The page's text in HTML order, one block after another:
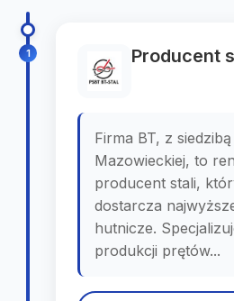
1 Producent
Firma BT, z
Mazowieckiej, to
producent stali,
dostarcza
hutnicze.
produkcji prętów...